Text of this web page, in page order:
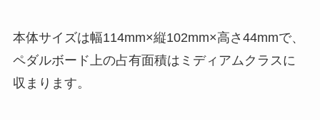
本体サイズは幅114mm×縦102mm×高さ44mmで、
ペダルボード上の占有面積はミディアムクラスに
収まります。